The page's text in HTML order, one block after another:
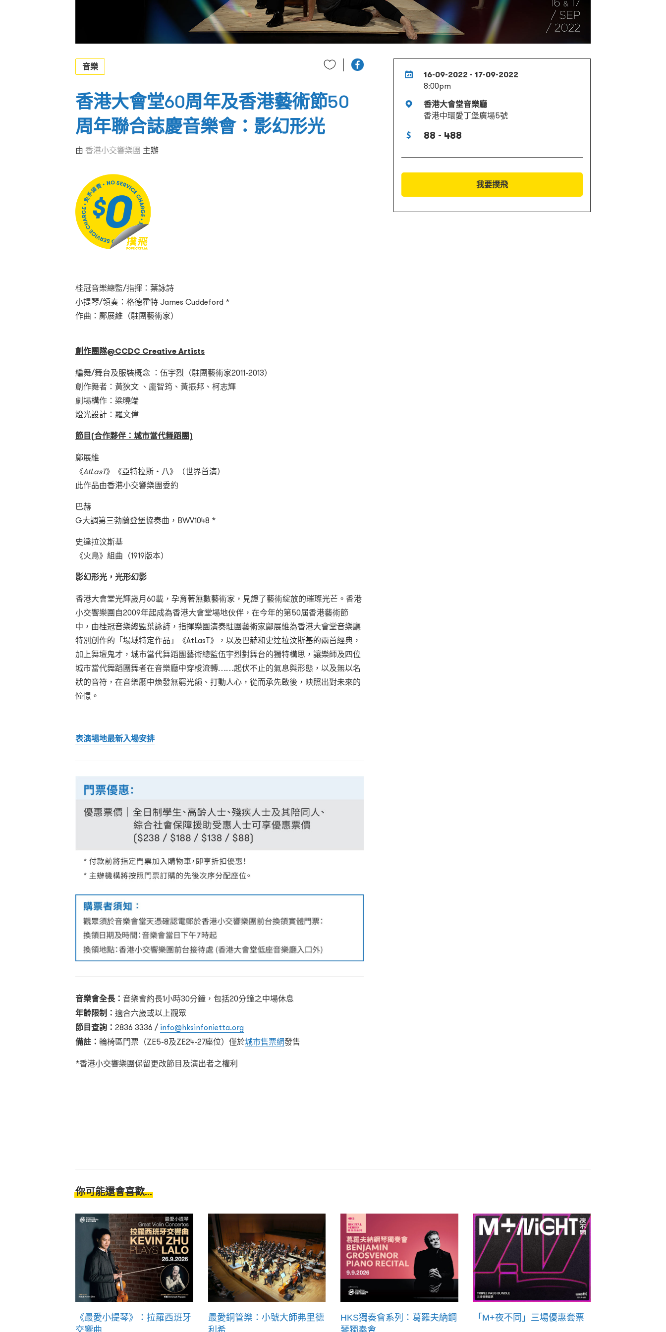
16-09-2022 - 17-09-2022
8:00pm
香港大會堂音樂廳
香港中環愛丁堡廣場5號
88 - 488
我要撲飛
音樂
香港大會堂60周年及香港藝術節50
周年聯合誌慶音樂會：影幻形光
由 香港小交響樂團 主辦
桂冠音樂總監/指揮：葉詠詩
小提琴/領奏：格德霍特 James Cuddeford *
作曲：鄺展維（駐團藝術家）
創作團隊@CCDC Creative Artists
編舞/舞台及服裝概念 ：伍宇烈（駐團藝術家2011-2013）
創作舞者：黃狄文 、龐智筠、黃振邦、柯志輝
劇場構作：梁曉端
燈光設計：羅文偉
節目(合作夥伴 ： 城市當代舞蹈團)
鄺展維
《AtLasT》《亞特拉斯‧八》（世界首演）
此作品由香港小交響樂團委約
巴赫
G大調第三勃蘭登堡協奏曲，BWV1048 *
史達拉汶斯基
《火鳥》組曲（1919版本）
影幻形光，光形幻影
香港大會堂光輝歲月60載，孕育著無數藝術家，見證了藝術綻放的璀璨光芒。香港
小交響樂團自2009年起成為香港大會堂場地伙伴，在今年的第50屆香港藝術節
中，由桂冠音樂總監葉詠詩，指揮樂團演奏駐團藝術家鄺展維為香港大會堂音樂廳
特別創作的「場域特定作品」《AtLasT》，以及巴赫和史達拉汶斯基的兩首經典，
加上舞壇鬼才，城市當代舞蹈團藝術總監伍宇烈對舞台的獨特構思，讓樂師及四位
城市當代舞蹈團舞者在音樂廳中穿梭流轉……起伏不止的氣息與形態，以及無以名
狀的音符，在音樂廳中煥發無窮光韻、打動人心，從而承先啟後，映照出對未來的
憧憬。
表演場地最新入場安排
音樂會全長： 音樂會約長1小時30分鐘，包括20分鐘之中場休息
年齡限制： 適合六歲或以上觀眾
節目查詢： 2836 3336 / info@hksinfonietta.org
備註： 輪椅區門票（ZE5-8及ZE24-27座位）僅於城市售票網發售
*香港小交響樂團保留更改節目及演出者之權利
你可能還會喜歡...
《最愛小提琴》：拉羅西班牙
交響曲
最愛銅管樂：小號大師弗里德
利希
HKS獨奏會系列：葛羅夫納鋼
琴獨奏會
「M+夜不同」三場優惠套票